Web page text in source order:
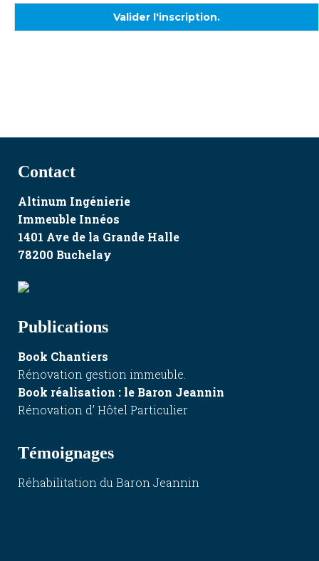
Contact
Altinum Ingénierie
Immeuble Innéos
1401 Ave de la Grande Halle
78200 Buchelay
Publications
Book Chantiers
Rénovation gestion immeuble.
Book réalisation : le Baron Jeannin
Rénovation d’ Hôtel Particulier
Témoignages
Réhabilitation du Baron Jeannin